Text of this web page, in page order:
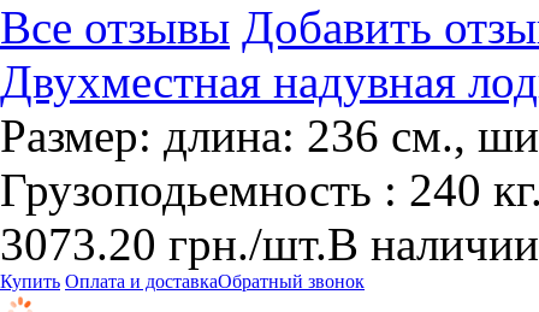
Все отзывы Добавить
Двухместная надувная
Размер: длина: 236 см.,
Грузоподьемность : 240
3073.20 грн./шт.В наличии
Купить Оплата и доставкаОбратный звонок